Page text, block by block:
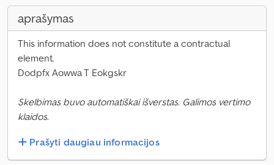
aprašymas
This information does not constitute a contractual
element.
Dodpfx Aowwa T Eokgskr
Skelbimas buvo automatiškai išverstas. Galimos vertimo
klaidos.
Prašyti daugiau informacijos